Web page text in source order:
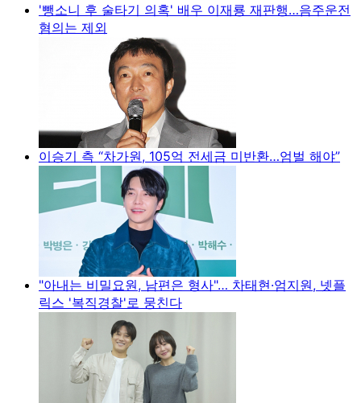
'뺑소니 후 술타기 의혹' 배우 이재룡 재판행…음주운전
혐의는 제외
이승기 측 “차가원, 105억 전세금 미반환…엄벌 해야”
"아내는 비밀요원, 남편은 형사"… 차태현·엄지원, 넷플
릭스 '복직경찰'로 뭉친다